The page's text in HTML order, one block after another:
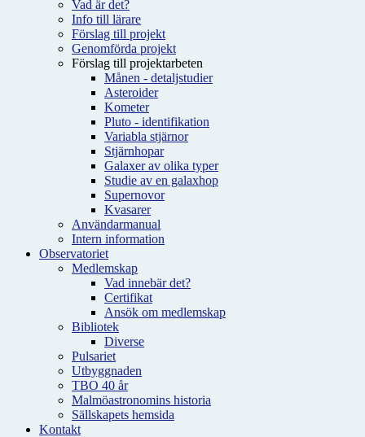
Vad är det?
Info till lärare
Förslag till projekt
Genomförda projekt
Förslag till projektarbeten
Månen - detaljstudier
Asteroider
Kometer
Pluto - identifikation
Variabla stjärnor
Stjärnhopar
Galaxer av olika typer
Studie av en galaxhop
Supernovor
Kvasarer
Användarmanual
Intern information
Observatoriet
Medlemskap
Vad innebär det?
Certifikat
Ansök om medlemskap
Bibliotek
Diverse
Pulsariet
Utbyggnaden
TBO 40 år
Malmöastronomins historia
Sällskapets hemsida
Kontakt